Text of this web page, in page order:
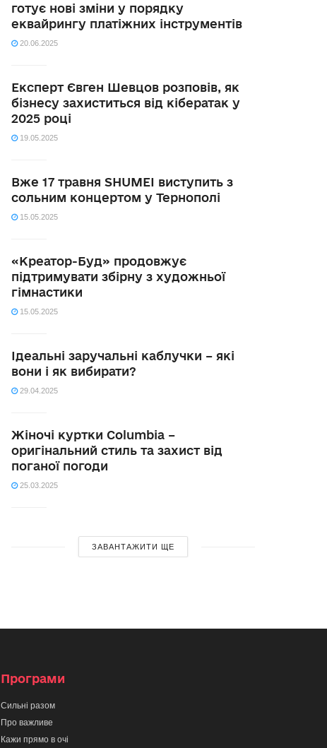
готує нові зміни у порядку
еквайрингу платіжних інструментів
20.06.2025
Експерт Євген Шевцов розповів, як
бізнесу захиститься від кібератак у
2025 році
19.05.2025
Вже 17 травня SHUMEI виступить з
сольним концертом у Тернополі
15.05.2025
«Креатор-Буд» продовжує
підтримувати збірну з художньої
гімнастики
15.05.2025
Ідеальні заручальні каблучки – які
вони і як вибирати?
29.04.2025
Жіночі куртки Columbia –
оригінальний стиль та захист від
поганої погоди
25.03.2025
ЗАВАНТАЖИТИ ЩЕ
Програми
Сильні разом
Про важливе
Кажи прямо в очі